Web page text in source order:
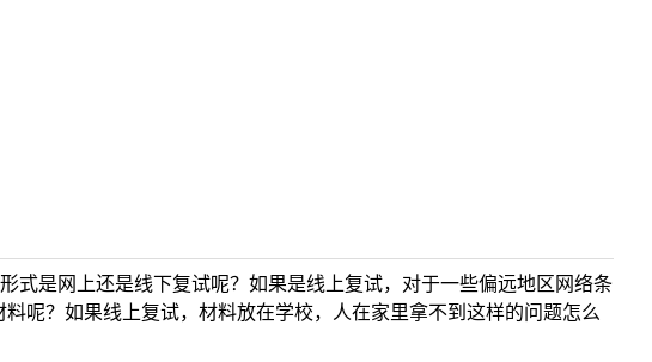
是网上还是线下复试呢？如果是线上复试，对于一些偏远地区网络条
呢？如果线上复试，材料放在学校，人在家里拿不到这样的问题怎么